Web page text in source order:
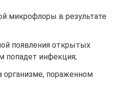
микрофлоры в результате
появления открытых
попадет инфекция;
организме, пораженном